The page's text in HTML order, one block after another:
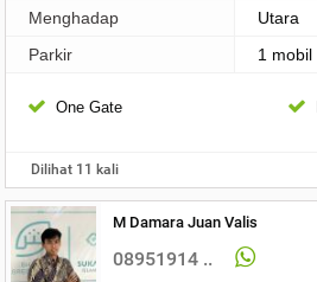
Menghadap
Utara
Parkir
1 mobil
One Gate
Dilihat 11 kali
M Damara Juan Valis
08951914 ..